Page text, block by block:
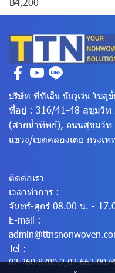
บริษัท ทีทีเอ็น นันวูเว่น โซลูชั่
ที่อยู่ : 316/41-48 สุขุมวิท
(สายน้ำทิพย์), ถนนสุขุมวิท
แขวง/เขตคลองเตย กรุงเ
ติดต่อเรา
เวลาทำการ :
จันทร์-ศุกร์ 08.00 น. -
E-mail :
Tel :
02-260-8700-2,02-663-